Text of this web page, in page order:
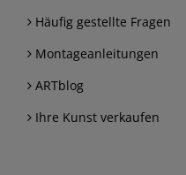
Häufig gestellte Fragen
Montageanleitungen
ARTblog
Ihre Kunst verkaufen